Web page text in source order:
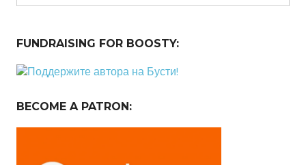
FUNDRAISING FOR BOOSTY:
BECOME A PATRON: